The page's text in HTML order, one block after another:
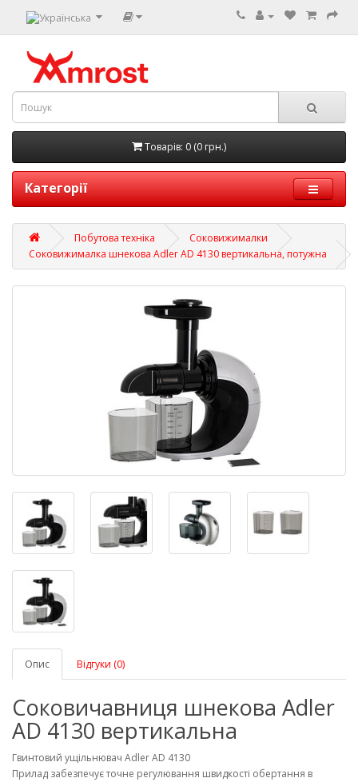
Товарів: 0 (0 грн.)
Категорії
Побутова техніка
Соковижималки
Соковижималка шнекова Adler AD 4130 вертикальна, потужна
Опис Відгуки (0)
Соковичавниця шнекова Adler
AD 4130 вертикальна
Гвинтовий ущільнювач Adler AD 4130
Прилад забезпечує точне регулювання швидкості обертання в